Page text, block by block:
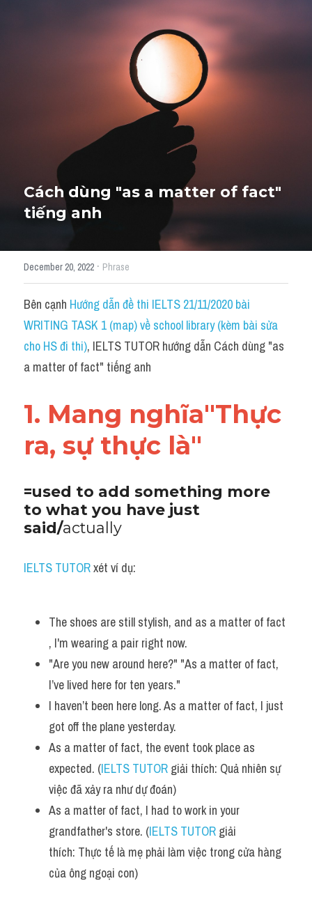
Academic words
Phrase
Phrasal Verb
Idioms đồng nghĩa
Idioms trái nghĩa
Antonym
Idiom
Grammar
Word form
Cách dùng từ
Đề thi thật Task 2
Writing
Vocabulary
Cách dùng "as a matter of fact"
tiếng anh
December 20, 2022 · Phrase
Bên cạnh Hướng dẫn đề thi IELTS 21/11/2020 bài
WRITING TASK 1 (map) về school library (kèm bài sửa
cho HS đi thi), IELTS TUTOR hướng dẫn Cách dùng "as
a matter of fact" tiếng anh
1. Mang nghĩa"Thực
ra, sự thực là"
=used to add something more
to what you have just
said/actually
IELTS TUTOR xét ví dụ:
The shoes are still stylish, and as a matter of fact
, I'm wearing a pair right now.
"Are you new around here?" "As a matter of fact,
I’ve lived here for ten years."
I haven’t been here long. As a matter of fact, I just
got off the plane yesterday.
As a matter of fact, the event took place as
expected. (IELTS TUTOR giải thích: Quả nhiên sự
việc đã xảy ra như dự đoán)
As a matter of fact, I had to work in your
grandfather's store. (IELTS TUTOR giải
thích: Thực tế là mẹ phải làm việc trong cửa hàng
của ông ngoại con)